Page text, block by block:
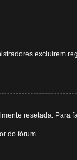
excluírem
resetada. Para
do fórum.